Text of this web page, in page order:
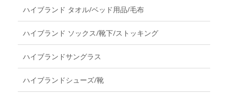
ハイブランド タオル/ベッド用品/毛布
ハイブランド ソックス/靴下/ストッキング
ハイブランドサングラス
ハイブランドシューズ/靴